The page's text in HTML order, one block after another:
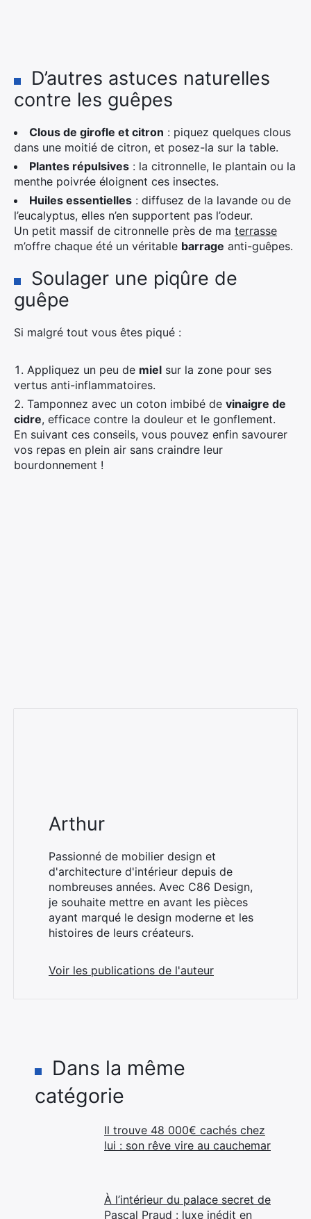
D’autres astuces naturelles
contre les guêpes
Clous de girofle et citron : piquez quelques clous
dans une moitié de citron, et posez-la sur la table.
Plantes répulsives : la citronnelle, le plantain ou la
menthe poivrée éloignent ces insectes.
Huiles essentielles : diffusez de la lavande ou de
l’eucalyptus, elles n’en supportent pas l’odeur.
Un petit massif de citronnelle près de ma terrasse
m’offre chaque été un véritable barrage anti-guêpes.
Soulager une piqûre de
guêpe
Si malgré tout vous êtes piqué :
Appliquez un peu de miel sur la zone pour ses
vertus anti-inflammatoires.
Tamponnez avec un coton imbibé de vinaigre de
cidre, efficace contre la douleur et le gonflement.
En suivant ces conseils, vous pouvez enfin savourer
vos repas en plein air sans craindre leur
bourdonnement !
Arthur
Passionné de mobilier design et
d'architecture d'intérieur depuis de
nombreuses années. Avec C86 Design,
je souhaite mettre en avant les pièces
ayant marqué le design moderne et les
histoires de leurs créateurs.
Voir les publications de l'auteur
Dans la même
catégorie
Il trouve 48 000€ cachés chez
lui : son rêve vire au cauchemar
À l’intérieur du palace secret de
Pascal Praud : luxe inédit en